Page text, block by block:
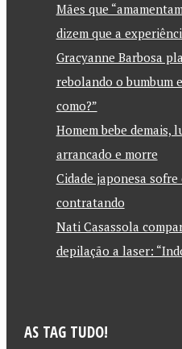
Mães que
dizem que a
Gracyanne Barbosa
rebolando o bumbum
como?”
Homem bebe demais,
arrancado e morre
Cidade japonesa sofre
contratando
Nati Casassola
depilação a laser:
AS TAG TUDO!